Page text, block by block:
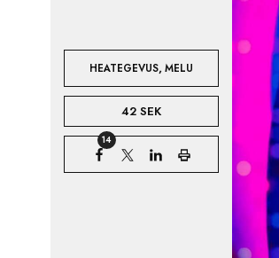
HEATEGEVUS, MELU
42 SEK
14